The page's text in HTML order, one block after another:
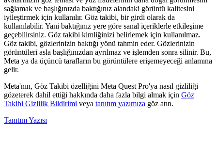
sağlamak ve başlığınızda baktığınız alandaki görüntü kalitesini
iyileştirmek için kullanılır. Göz takibi, bir girdi olarak da
kullanılabilir. Yani baktığınız yere göre sanal içeriklerle etkileşime
geçebilirsiniz. Göz takibi kimliğinizi belirlemek için kullanılmaz.
Göz takibi, gözlerinizin baktığı yönü tahmin eder. Gözlerinizin
görüntüleri asla başlığınızdan ayrılmaz ve işlemden sonra silinir. Bu,
Meta ya da üçüncü tarafların bu görüntülere erişemeyeceği anlamına
gelir.
Meta'nın, Göz Takibi özelliğini Meta Quest Pro'ya nasıl gizliliği
gözeterek dahil ettiği hakkında daha fazla bilgi almak için Göz
Takibi Gizlilik Bildirimi veya tanıtım yazımıza göz atın.
Tanıtım Yazısı